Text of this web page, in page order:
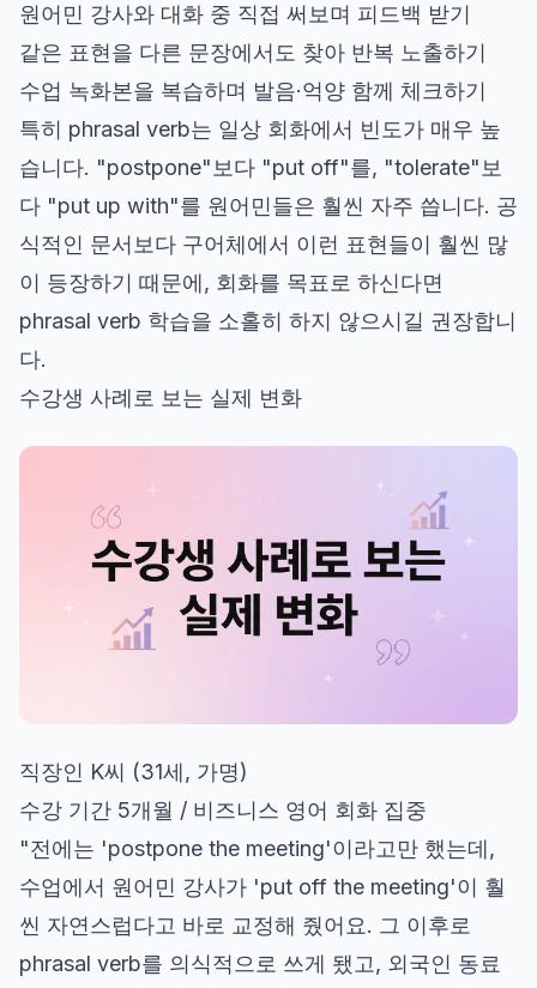
원어민 강사와 대화 중 직접 써보며 피드백 받기
같은 표현을 다른 문장에서도 찾아 반복 노출하기
수업 녹화본을 복습하며 발음·억양 함께 체크하기
특히 phrasal verb는 일상 회화에서 빈도가 매우 높
습니다. "postpone"보다 "put off"를, "tolerate"보
다 "put up with"를 원어민들은 훨씬 자주 씁니다. 공
식적인 문서보다 구어체에서 이런 표현들이 훨씬 많
이 등장하기 때문에, 회화를 목표로 하신다면
phrasal verb 학습을 소홀히 하지 않으시길 권장합니
다.
수강생 사례로 보는 실제 변화
직장인 K씨 (31세, 가명)
수강 기간 5개월 / 비즈니스 영어 회화 집중
"전에는 'postpone the meeting'이라고만 했는데,
수업에서 원어민 강사가 'put off the meeting'이 훨
씬 자연스럽다고 바로 교정해 줬어요. 그 이후로
phrasal verb를 의식적으로 쓰게 됐고, 외국인 동료